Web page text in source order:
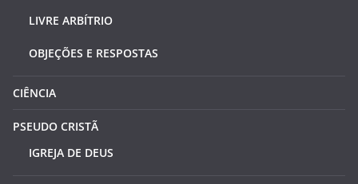
LIVRE ARBÍTRIO
OBJEÇÕES E RESPOSTAS
CIÊNCIA
PSEUDO CRISTÃ
IGREJA DE DEUS